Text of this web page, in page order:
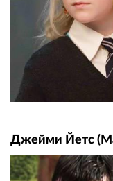
Джейми Йетс